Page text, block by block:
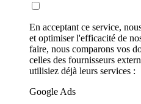
En acceptant ce service,
et optimiser l'efficacité de
faire, nous comparons vos
celles des fournisseurs
utilisiez déjà leurs services :
Google Ads